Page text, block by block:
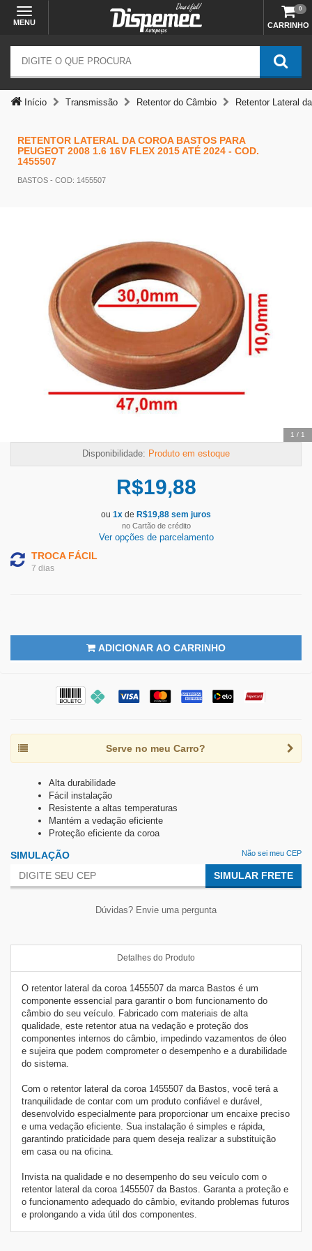
MENU CARRINHO
0
Início Transmissão Retentor do Câmbio Retentor Lateral
RETENTOR LATERAL DA COROA BASTOS PARA
PEUGEOT 2008 1.6 16V FLEX 2015 ATÉ 2024 - COD.
1455507
BASTOS - COD: 1455507
1 / 1
Disponibilidade: Produto em estoque
R$19,88
ou 1x de R$19,88 sem juros
no Cartão de crédito
Ver opções de parcelamento
TROCA FÁCIL
7 dias
ADICIONAR AO CARRINHO
Serve no meu Carro?
Alta durabilidade
Fácil instalação
Resistente a altas temperaturas
Mantém a vedação eficiente
Proteção eficiente da coroa
SIMULAÇÃO Não sei meu CEP
SIMULAR FRETE
Dúvidas? Envie uma pergunta
Detalhes do Produto
O retentor lateral da coroa 1455507 da marca Bastos é um
componente essencial para garantir o bom funcionamento do
câmbio do seu veículo. Fabricado com materiais de alta
qualidade, este retentor atua na vedação e proteção dos
componentes internos do câmbio, impedindo vazamentos de óleo
e sujeira que podem comprometer o desempenho e a durabilidade
do sistema.
Com o retentor lateral da coroa 1455507 da Bastos, você terá a
tranquilidade de contar com um produto confiável e durável,
desenvolvido especialmente para proporcionar um encaixe preciso
e uma vedação eficiente. Sua instalação é simples e rápida,
garantindo praticidade para quem deseja realizar a substituição
em casa ou na oficina.
Invista na qualidade e no desempenho do seu veículo com o
retentor lateral da coroa 1455507 da Bastos. Garanta a proteção e
o funcionamento adequado do câmbio, evitando problemas futuros
e prolongando a vida útil dos componentes.